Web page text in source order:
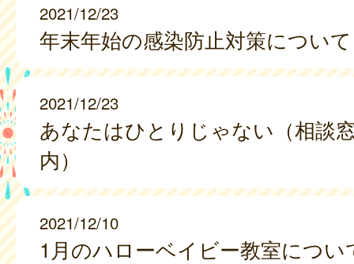
2021/12/23
年末年始の感染防止対策について
2021/12/23
あなたはひとりじゃない（相談
内）
2021/12/10
1月のハローベイビー教室につい